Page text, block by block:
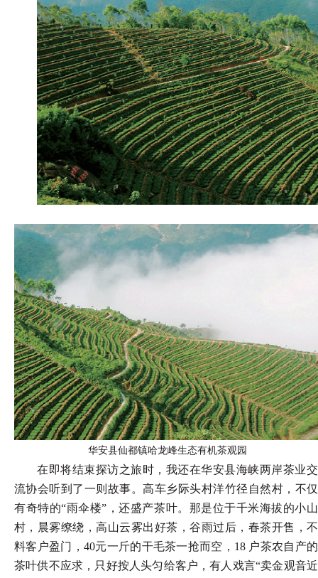
华安县仙都镇哈龙峰生态有机茶观园
在即将结束探访之旅时，我还在华安县海峡两岸茶业交
流协会听到了一则故事。高车乡际头村洋竹径自然村，不仅
有奇特的“雨伞楼”，还盛产茶叶。那是位于千米海拔的小山
村，晨雾缭绕，高山云雾出好茶，谷雨过后，春茶开售，不
料客户盈门，40元一斤的干毛茶一抢而空，18 户茶农自产的
茶叶供不应求，只好按人头匀给客户，有人戏言“卖金观音近